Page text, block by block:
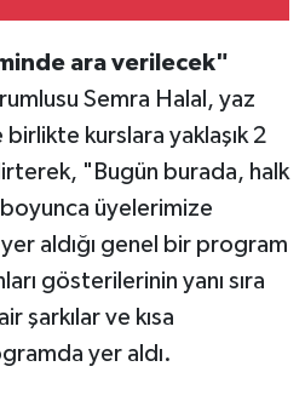
ara verilecek"
Semra Halal, yaz
kurslara yaklaşık 2
"Bugün burada, halk
boyunca üyelerimize
aldığı genel bir program
gösterilerinin yanı sıra
şarkılar ve kısa
yer aldı.